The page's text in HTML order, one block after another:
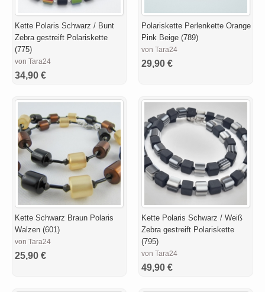
Kette Polaris Schwarz / Bunt
Zebra gestreift Polariskette
(775)
von Tara24
34,90 €
Polariskette Perlenkette Orange
Pink Beige (789)
von Tara24
29,90 €
Kette Schwarz Braun Polaris
Walzen (601)
von Tara24
25,90 €
Kette Polaris Schwarz / Weiß
Zebra gestreift Polariskette
(795)
von Tara24
49,90 €